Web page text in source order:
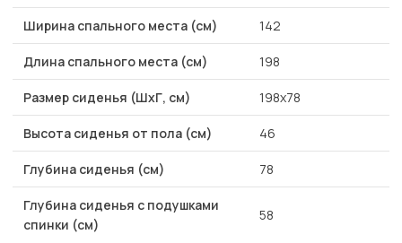
Ширина спального места (см) 142
Длина спального места (см) 198
Размер сиденья (ШхГ, см) 198x78
Высота сиденья от пола (см) 46
Глубина сиденья (см) 78
Глубина сиденья с подушками
спинки (см)
58